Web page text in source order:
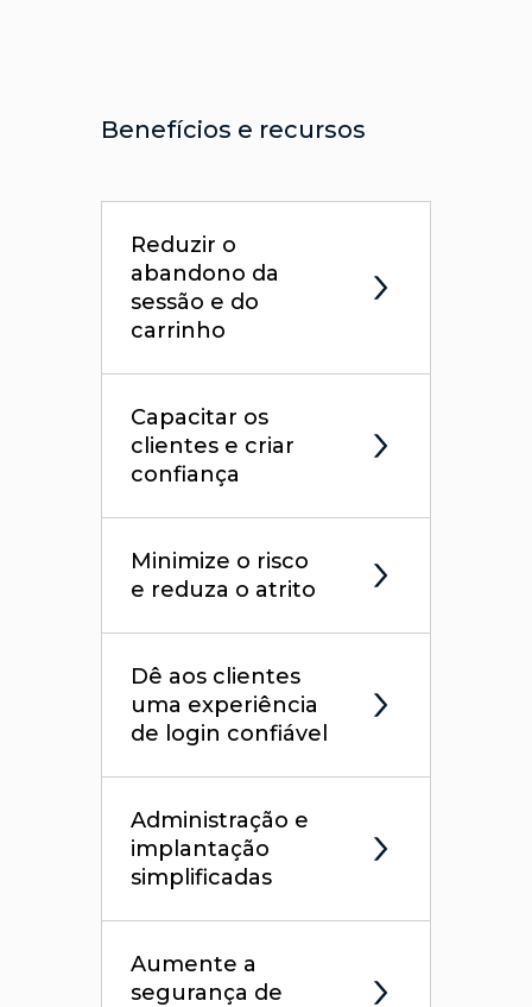
Benefícios e recursos
Reduzir o
abandono da
sessão e do
carrinho
Capacitar os
clientes e criar
confiança
Minimize o risco
e reduza o atrito
Dê aos clientes
uma experiência
de login confiável
Administração e
implantação
simplificadas
Aumente a
segurança de